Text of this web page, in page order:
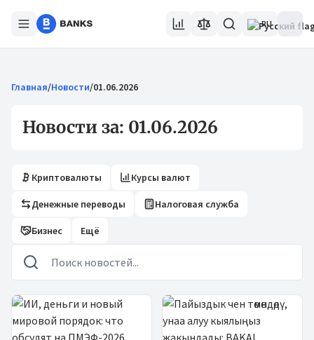
RU
Главная/Новости/01.06.2026
Новости за: 01.06.2026
Криптовалюты Курсы валют
Денежные переводы Налоговая служба
Бизнес Ещё
Новости